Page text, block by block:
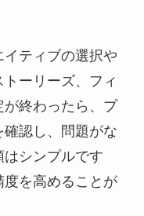
ティブの選択や
ーリーズ、フィ
終わったら、プ
認し、問題がな
シンプルです
を高めることが